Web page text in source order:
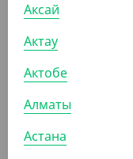
УП (100)
ПОХОЖИЕ
АРТ. 331106
Аксай
Актау
Актобе
Алматы
Астана